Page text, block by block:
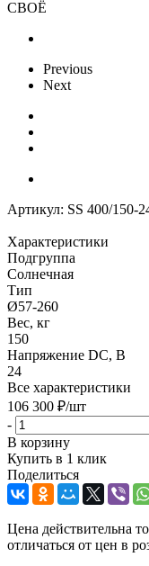
СВОЁ
Previous
Next
Артикул: SS 400/150-
Характеристики
Подгруппа
Солнечная
Тип
Ø57-260
Вес, кг
150
Напряжение DC, В
24
Все характеристики
106 300 ₽/шт
-
В корзину
Купить в 1 клик
Поделиться
Цена действительна
отличаться от цен в